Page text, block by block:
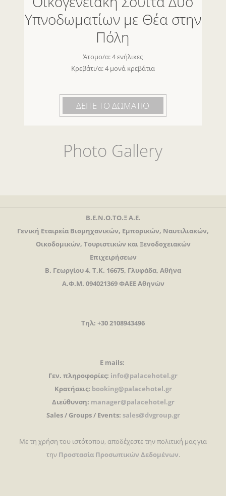
Υπνοδωματίων με Θέα στην
Πόλη
Άτομο/α: 4 ενήλικες
Κρεβάτι/α: 4 μονά κρεβάτια
ΔΕΙΤΕ ΤΟ ΔΩΜΑΤΙΟ
Photo Gallery
Β.Ε.Ν.Ο.ΤΟ.Ξ Α.Ε.
Γενική Εταιρεία Βιομηχανικών, Εμπορικών, Ναυτιλιακών,
Οικοδομικών, Τουριστικών και Ξενοδοχειακών
Επιχειρήσεων
Β. Γεωργίου 4. Τ.Κ. 16675, Γλυφάδα, Αθήνα
Α.Φ.Μ. 094021369 ΦΑΕΕ Αθηνών
Τηλ: +30 2108943496
E mails:
Γεν. πληροφορίες: info@palacehotel.gr
Κρατήσεις: booking@palacehotel.gr
Διεύθυνση: manager@palacehotel.gr
Sales / Groups / Events: sales@dvgroup.gr
Με τη χρήση του ιστότοπου, αποδέχεστε την πολιτική μας για
την Προστασία Προσωπικών Δεδομένων.